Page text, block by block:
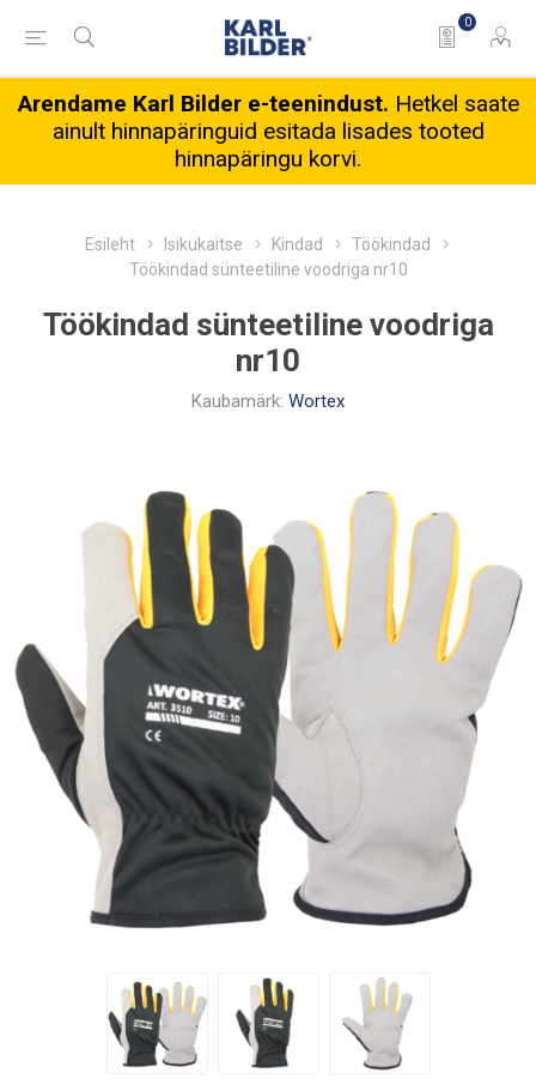
0
Arendame Karl Bilder e-teenindust. Hetkel saate
ainult hinnapäringuid esitada lisades tooted
hinnapäringu korvi.
Esileht Isikukaitse Kindad
Töökindad
Töökindad sünteetiline voodriga nr10
Töökindad sünteetiline voodriga
nr10
Kaubamärk: Wortex